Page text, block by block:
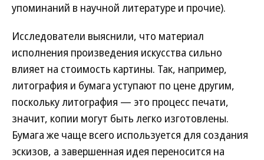
упоминаний в научной литературе и прочие).
Исследователи выяснили, что материал
исполнения произведения искусства сильно
влияет на стоимость картины. Так, например,
литография и бумага уступают по цене другим,
поскольку литография — это процесс печати,
значит, копии могут быть легко изготовлены.
Бумага же чаще всего используется для создания
эскизов, а завершенная идея переносится на